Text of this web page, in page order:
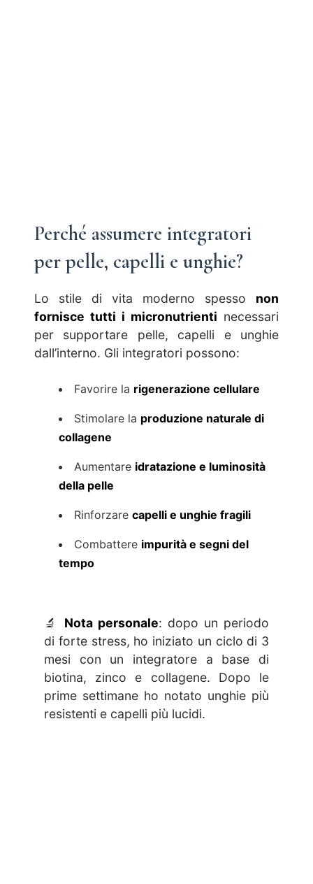
Perché assumere integratori
per pelle, capelli e unghie?
Lo stile di vita moderno spesso non
fornisce tutti i micronutrienti necessari
per supportare pelle, capelli e unghie
dall’interno. Gli integratori possono:
Favorire la rigenerazione cellulare
Stimolare la produzione naturale di
collagene
Aumentare idratazione e luminosità
della pelle
Rinforzare capelli e unghie fragili
Combattere impurità e segni del
tempo
🔬 Nota personale: dopo un periodo
di forte stress, ho iniziato un ciclo di 3
mesi con un integratore a base di
biotina, zinco e collagene. Dopo le
prime settimane ho notato unghie più
resistenti e capelli più lucidi.